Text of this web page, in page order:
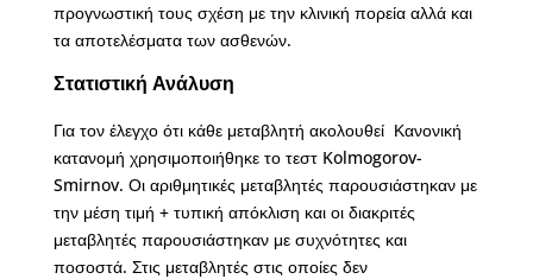
προγνωστική τους σχέση με την κλινική πορεία αλλά και
τα αποτελέσματα των ασθενών.
Στατιστική Ανάλυση
Για τον έλεγχο ότι κάθε μεταβλητή ακολουθεί Κανονική
κατανομή χρησιμοποιήθηκε το τεστ Kolmogorov-
Smirnov. Οι αριθμητικές μεταβλητές παρουσιάστηκαν με
την μέση τιμή + τυπική απόκλιση και οι διακριτές
μεταβλητές παρουσιάστηκαν με συχνότητες και
ποσοστά. Στις μεταβλητές στις οποίες δεν